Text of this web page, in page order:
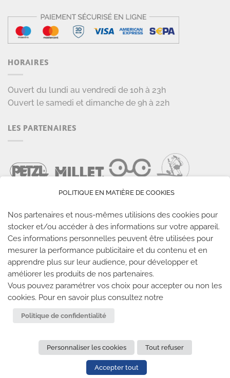
HORAIRES
Ouvert du lundi au vendredi de 10h à 23h
Ouvert le samedi et dimanche de 9h à 22h
LES PARTENAIRES
LES SALLES CLIMB UP
Climb Up vous accueille dans ses salles, partout en
France
TROUVE TA SALLE
REJOIGNEZ-NOUS-CLIMB UP INVESTISSEMENTS
MENTIONS LÉGALES
CONFIDENTIALITÉ
POLITIQUE EN MATIÈRE DE COOKIES
Nos partenaires et nous-mêmes utilisions des cookies pour
stocker et/ou accéder à des informations sur votre appareil.
Ces informations personnelles peuvent être utilisées pour
mesurer la performance publicitaire et du contenu et en
apprendre plus sur leur audience, pour développer et
améliorer les produits de nos partenaires.
Vous pouvez paramétrer vos choix pour accepter ou non les
cookies. Pour en savoir plus consultez notre
Politique de confidentialité
Personnaliser les cookies Tout refuser
Accepter tout